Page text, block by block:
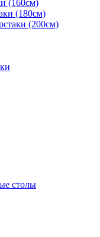
(160см)
(180см)
(200см)
столы